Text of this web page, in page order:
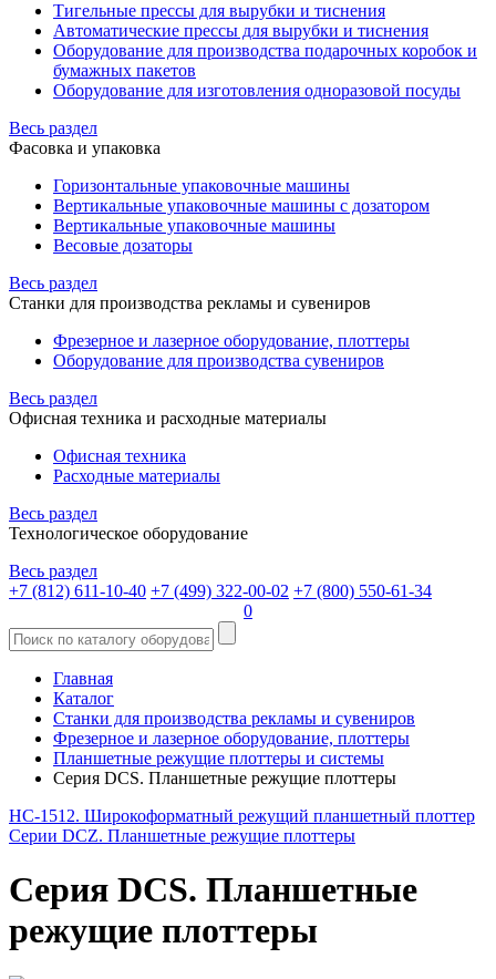
Тигельные прессы для вырубки и тиснения
Автоматические прессы для вырубки и тиснения
Оборудование для производства подарочных коробок и
бумажных пакетов
Оборудование для изготовления одноразовой посуды
Весь раздел
Фасовка и упаковка
Горизонтальные упаковочные машины
Вертикальные упаковочные машины с дозатором
Вертикальные упаковочные машины
Весовые дозаторы
Весь раздел
Станки для производства рекламы и сувениров
Фрезерное и лазерное оборудование, плоттеры
Оборудование для производства сувениров
Весь раздел
Офисная техника и расходные материалы
Офисная техника
Расходные материалы
Весь раздел
Технологическое оборудование
Весь раздел
+7 (812) 611-10-40 +7 (499) 322-00-02 +7 (800) 550-61-34
0
Главная
Каталог
Станки для производства рекламы и сувениров
Фрезерное и лазерное оборудование, плоттеры
Планшетные режущие плоттеры и системы
Серия DCS. Планшетные режущие плоттеры
HC-1512. Широкоформатный режущий планшетный плоттер
Серии DCZ. Планшетные режущие плоттеры
Серия DCS. Планшетные
режущие плоттеры